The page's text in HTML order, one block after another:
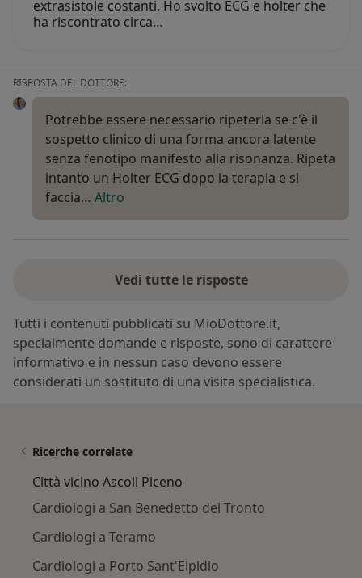
extrasistole costanti. Ho svolto ECG e holter che
ha riscontrato circa…
RISPOSTA DEL DOTTORE:
Potrebbe essere necessario ripeterla se c'è il
sospetto clinico di una forma ancora latente
senza fenotipo manifesto alla risonanza. Ripeta
intanto un Holter ECG dopo la terapia e si
faccia… Altro
Vedi tutte le risposte
Tutti i contenuti pubblicati su MioDottore.it,
specialmente domande e risposte, sono di carattere
informativo e in nessun caso devono essere
considerati un sostituto di una visita specialistica.
Ricerche correlate
Città vicino Ascoli Piceno
Cardiologi a San Benedetto del Tronto
Cardiologi a Teramo
Cardiologi a Porto Sant'Elpidio